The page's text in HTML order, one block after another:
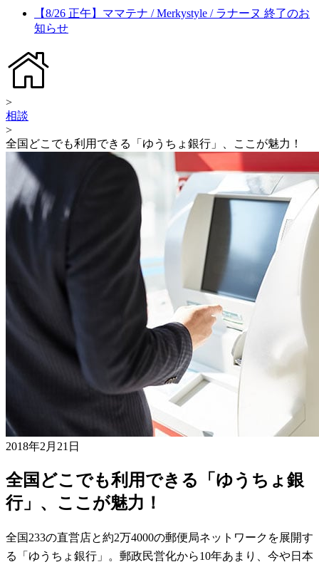
【8/26 正午】ママテナ / Merkystyle / ラナーヌ 終了のお
知らせ
>
相談
>
全国どこでも利用できる「ゆうちょ銀行」、ここが魅力！
2018年2月21日
全国どこでも利用できる「ゆうちょ銀
行」、ここが魅力！
全国233の直営店と約2万4000の郵便局ネットワークを展開す
る「ゆうちょ銀行」。郵政民営化から10年あまり、今や日本